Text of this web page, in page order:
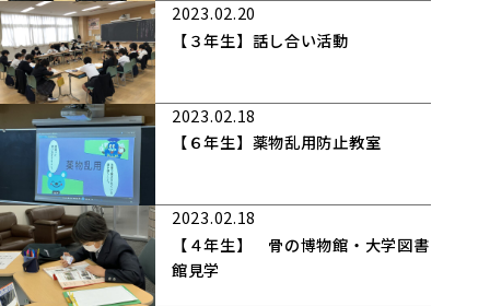
2023.02.20
【３年生】話し合い活動
2023.02.18
【６年生】薬物乱用防止教室
2023.02.18
【４年生】 骨の博物館・大学図書
館見学